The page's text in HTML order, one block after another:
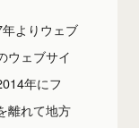
よりウェブ
ウェブサイ
年にフ
離れて地方